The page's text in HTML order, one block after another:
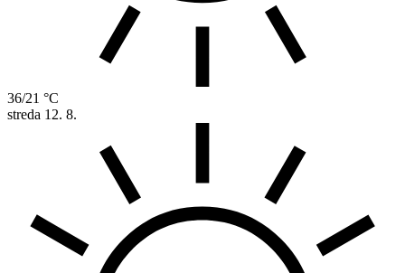
36/21 °C
streda 12. 8.